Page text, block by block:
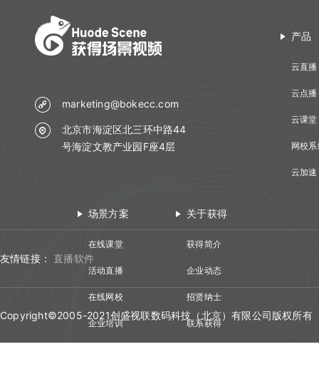
marketing@bokecc.com
北京市海淀区北三环中路44
号海淀文教产业园F座4层
产品
云直播
云点播
云课堂
网校
云加速
场景方案
在线课堂
活动直播
在线网校
企业培训
关于获得
获得简介
企业动态
招贤纳士
联系获得
友情链接： 直播软件
Copyright©2005-2021创盛视联数码科技（北京）有限公司版权所有